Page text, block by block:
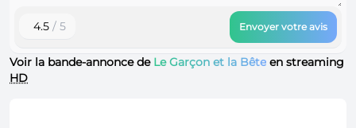
4.5 / 5 Envoyer votre avis
Voir la bande-annonce de Le Garçon et la Bête en streaming
HD